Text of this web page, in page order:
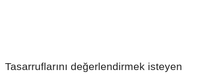
Tasarruflarını değerlendirmek isteyen